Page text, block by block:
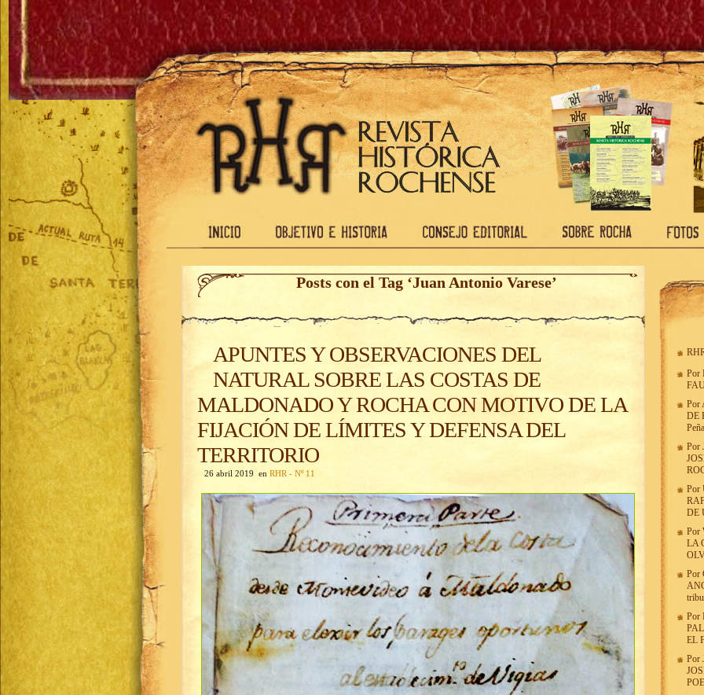
Posts con el Tag ‘Juan Antonio Varese’
APUNTES Y OBSERVACIONES DEL
NATURAL SOBRE LAS COSTAS DE
MALDONADO Y ROCHA CON MOTIVO DE LA
FIJACIÓN DE LÍMITES Y DEFENSA DEL
TERRITORIO
26 abril 2019 en RHR - Nº 11
Por
Por
DE
Por
Por
DE
Por
LA
Por
Por
EL
Por